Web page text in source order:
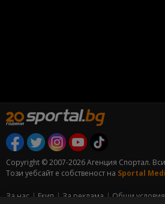
Copyright © 2007-2026 Агенция Спортал.
Този уебсайт е собственост на Sportal
За нас Екип За рекламa
Общи условия